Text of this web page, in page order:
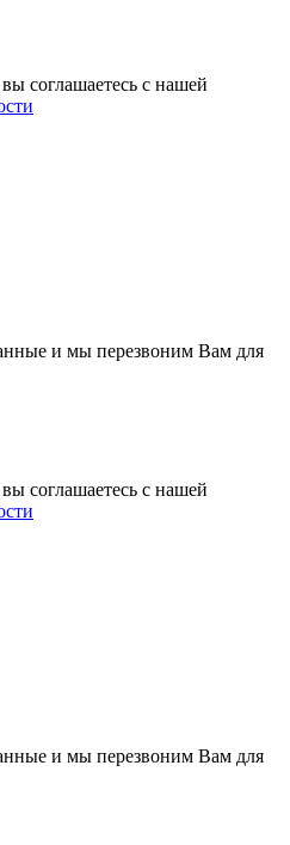
соглашаетесь с нашей
и мы перезвоним Вам для
соглашаетесь с нашей
и мы перезвоним Вам для